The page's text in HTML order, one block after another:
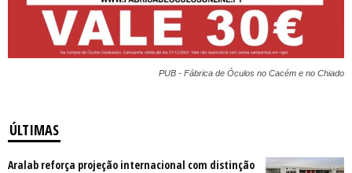
PUB - Fábrica de Óculos no Cacém e no Chiado
ÚLTIMAS
Aralab reforça projeção internacional com distinção